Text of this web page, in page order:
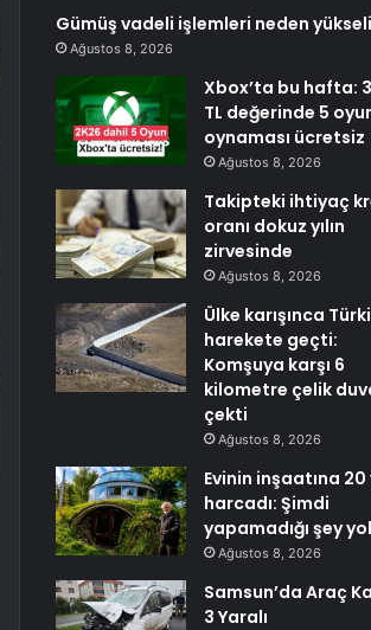
Gümüş vadeli işlemleri neden
Ağustos 8, 2026
Xbox’ta bu hafta:
TL değerinde 5
oynaması ücretsiz
Ağustos 8, 2026
Takipteki ihtiyaç
oranı dokuz yılın
zirvesinde
Ağustos 8, 2026
Ülke karışınca
harekete geçti:
Komşuya karşı 6
kilometre çelik
çekti
Ağustos 8, 2026
Evinin inşaatına 20
harcadı: Şimdi
yapamadığı şey
Ağustos 8, 2026
Samsun’da Araç
3 Yaralı